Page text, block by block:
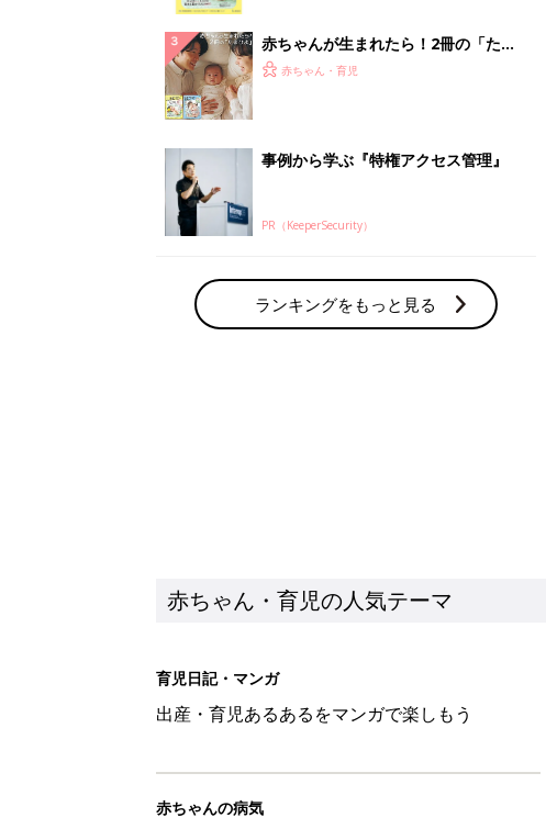
赤ちゃんが生まれたら！2冊の「たま
ひよ」
赤ちゃん・育児
事例から学ぶ『特権アクセス管理』
PR（KeeperSecurity）
ランキングをもっと見る
赤ちゃん・育児の人気テーマ
育児日記・マンガ
出産・育児あるあるをマンガで楽しもう
赤ちゃんの病気